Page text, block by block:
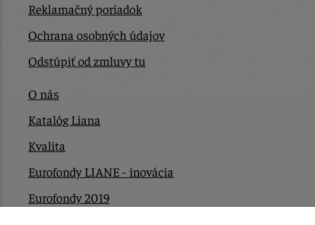
Reklamačný poriadok
Ochrana osobných údajov
Odstúpiť od zmluvy tu
O nás
Katalóg Liana
Kvalita
Eurofondy LIANE - inovácia
Eurofondy 2019